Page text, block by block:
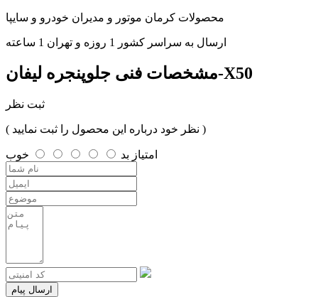
محصولات کرمان موتور و مدیران خودرو و سایپا
ارسال به سراسر کشور 1 روزه و تهران 1 ساعته
مشخصات فنیجلوپنجره لیفان-X50
ثبت نظر
( نظر خود درباره این محصول را ثبت نمایید )
امتیاز بد خوب
ارسال پیام